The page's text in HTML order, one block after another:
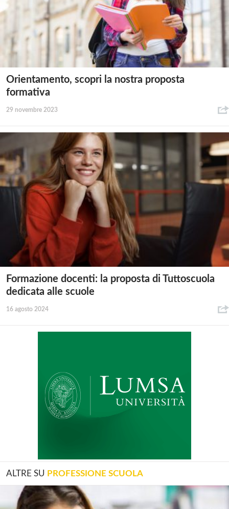
Orientamento, scopri la nostra proposta
formativa
29 novembre 2023
Formazione docenti: la proposta di Tuttoscuola
dedicata alle scuole
16 agosto 2024
ALTRE SU PROFESSIONE SCUOLA